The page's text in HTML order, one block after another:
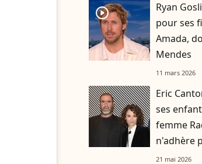
player2
Ryan
pour ses
Amada,
Mendes
11 mars 2026
Eric
ses
femme
n'adhère
familiale,
21 mai 2026